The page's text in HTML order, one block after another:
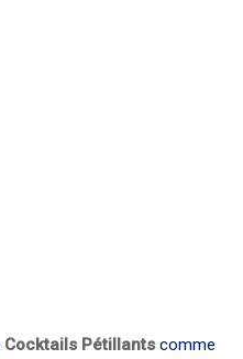
Cocktails Pétillants comme